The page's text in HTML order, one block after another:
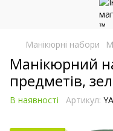
Манікюрні набори
Манікюрний
предметів,
В наявності Артикул: